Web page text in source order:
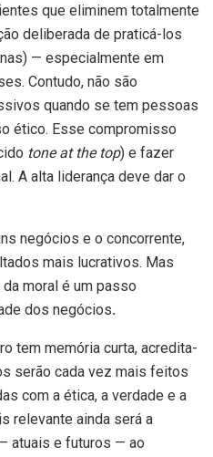
que eliminem totalmente
deliberada de praticá-los
— especialmente em
Contudo, não são
quando se tem pessoas
ético. Esse compromisso
tone at the top) e fazer
A alta liderança deve dar o
negócios e o concorrente,
mais lucrativos. Mas
moral é um passo
dos negócios.
tem memória curta, acredita-
serão cada vez mais feitos
com a ética, a verdade e a
relevante ainda será a
atuais e futuros — ao